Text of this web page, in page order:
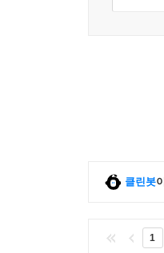
9-12 최고의
10-03 광학조
10-06 M.O.A
클린봇
1